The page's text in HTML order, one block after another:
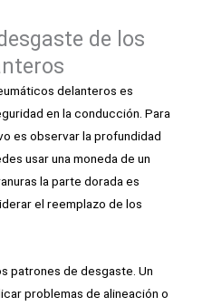
de los
delanteros es
en la conducción. Para
es observar la profundidad
usar una moneda de un
la parte dorada es
el reemplazo de los
patrones de desgaste. Un
problemas de alineación o